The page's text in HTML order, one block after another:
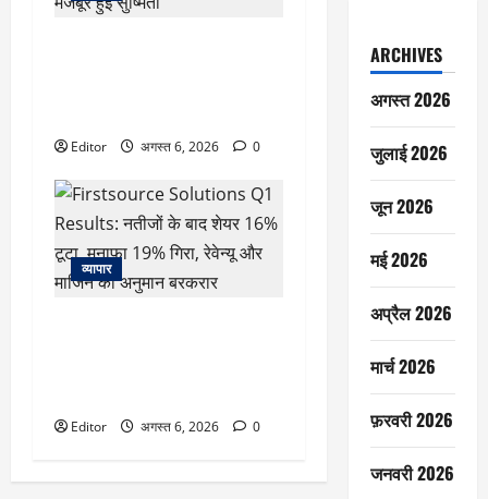
Editor अगस्त 6, 2026 0
व्यापार
Editor अगस्त 6, 2026 0
ARCHIVES
अगस्त 2026
जुलाई 2026
जून 2026
मई 2026
अप्रैल 2026
मार्च 2026
फ़रवरी 2026
जनवरी 2026